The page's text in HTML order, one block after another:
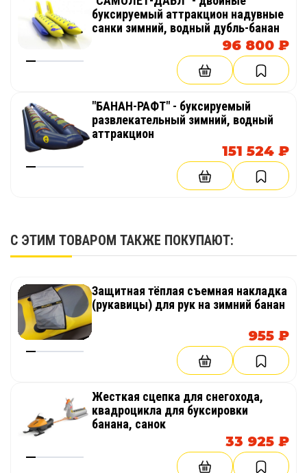
буксируемый аттракцион надувные
санки зимний, водный дубль-банан
96 800 ₽
"БАНАН-РАФТ" - буксируемый
развлекательный зимний, водный
аттракцион
151 524 ₽
С ЭТИМ ТОВАРОМ ТАКЖЕ ПОКУПАЮТ:
Защитная тёплая съемная накладка
(рукавицы) для рук на зимний банан
955 ₽
Жесткая сцепка для снегохода,
квадроцикла для буксировки
банана, санок
33 925 ₽